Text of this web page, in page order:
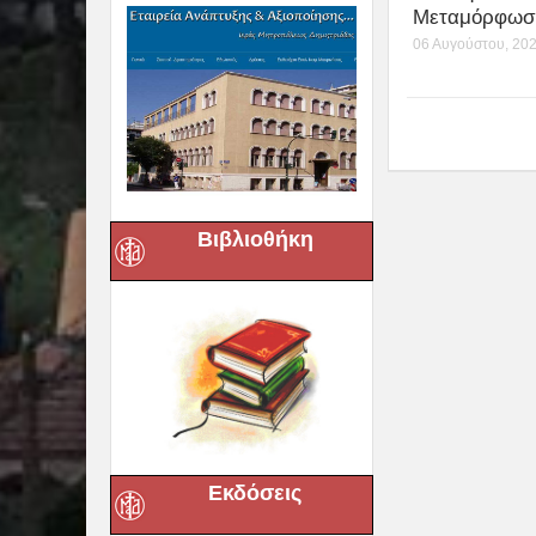
Βιβλιοθήκη
Εκδόσεις
06 Αυγούστου,